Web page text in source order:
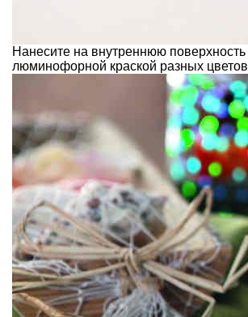
Нанесите на внутреннюю поверхность
люминофорной краской разных